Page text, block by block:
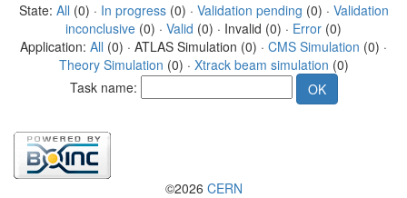
State: All (0) · In progress(0) · Validation pending (0) · Validation
inconclusive (0) · Valid (0) · Invalid (0) · Error (0)
Application: All (0) · ATLAS Simulation (0) · CMS Simulation (0) ·
Theory Simulation (0) · Xtrack beam simulation (0)
Task name:
©2026 CERN